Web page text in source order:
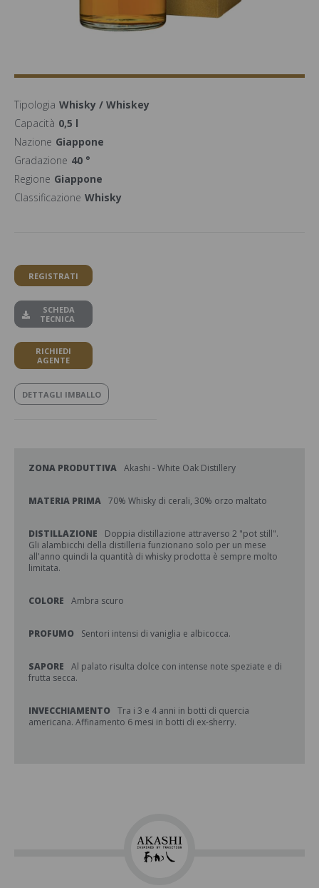
Tipologia Whisky / Whiskey
Capacità 0,5 l
Nazione Giappone
Gradazione 40 °
Regione Giappone
Classificazione Whisky
REGISTRATI
SCHEDA
TECNICA
RICHIEDI
AGENTE
DETTAGLI IMBALLO
ZONA PRODUTTIVA Akashi - White Oak Distillery
MATERIA PRIMA 70% Whisky di cerali, 30% orzo maltato
DISTILLAZIONE
Doppia distillazione attraverso 2 "pot still".
Gli alambicchi della distilleria funzionano solo per un mese
all'anno quindi la quantità di whisky prodotta è sempre molto
limitata.
COLORE Ambra scuro
PROFUMO Sentori intensi di vaniglia e albicocca.
SAPORE
Al palato risulta dolce con intense note speziate e di
frutta secca.
INVECCHIAMENTO Tra i 3 e 4 anni in botti di quercia
americana. Affinamento 6 mesi in botti di ex-sherry.